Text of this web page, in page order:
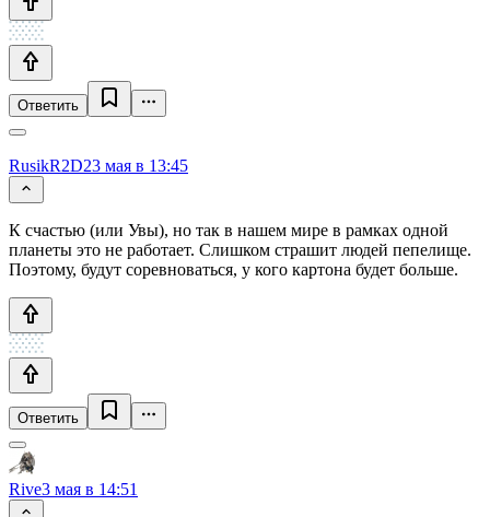
Ответить
RusikR2D23 мая в 13:45
К счастью (или Увы), но так в нашем мире в рамках одной
планеты это не работает. Слишком страшит людей пепелище.
Поэтому, будут соревноваться, у кого картона будет больше.
Ответить
Rive3 мая в 14:51